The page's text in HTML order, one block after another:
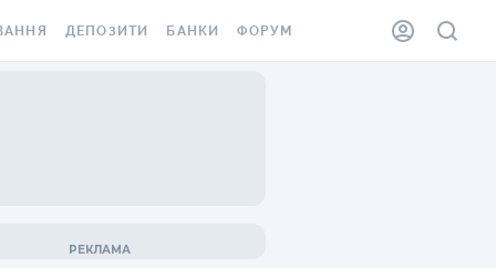
ДЕПОЗИТИ БАНКИ ФОРУМ